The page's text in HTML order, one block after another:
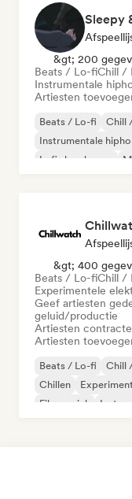
Sleepy
&gt; 200
Beats / Lo-fiChill /
Instrumentale
Artiesten
Beats / Lo-fi Chill
Instrumentale
Lofi slaapkamer
&gt; 400
Beats / Lo-fiChill /
Experimentele
Geef artiesten
geluid/productie
Artiesten
Artiesten
Beats / Lo-fi Chill
Chillen
Filmmuziek